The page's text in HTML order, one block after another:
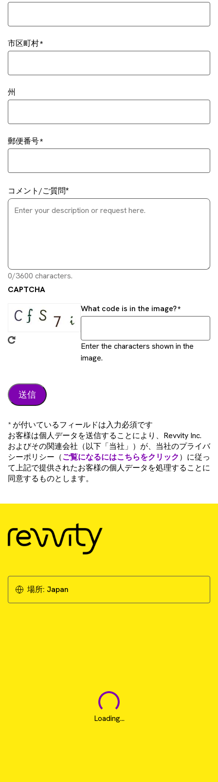
市区町村
州
郵便番号
コメント/ご質問
0/3600 characters.
CAPTCHA
What code is in the image?
Enter the characters shown in the
image.
* が付いているフィールドは入力必須です
お客様は個人データを送信することにより、Revvity Inc.
およびその関連会社（以下「当社」）が、当社のプライバ
シーポリシー（ご覧になるにはこちらをクリック）に従っ
て上記で提供されたお客様の個人データを処理することに
同意するものとします。
場所: Japan
Loading...